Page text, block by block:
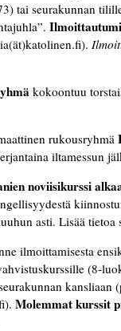
tai seurakunnan
kokoontuu
rukousryhmä
iltamessun
noviisikurssi
asti. Lisää tietoa
ilmoittamisesta
(8-
kansliaan
Molemmat kurssit